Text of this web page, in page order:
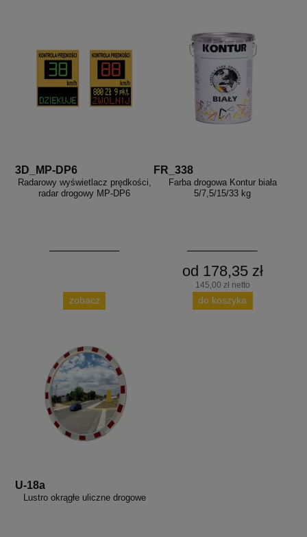
3D_MP-DP6
Radarowy wyświetlacz prędkości,
radar drogowy MP-DP6
zobacz
FR_338
Farba drogowa Kontur biała
5/7,5/15/33 kg
od 178,35 zł
145,00 zł netto
do koszyka
U-18a
Lustro okrągłe uliczne drogowe